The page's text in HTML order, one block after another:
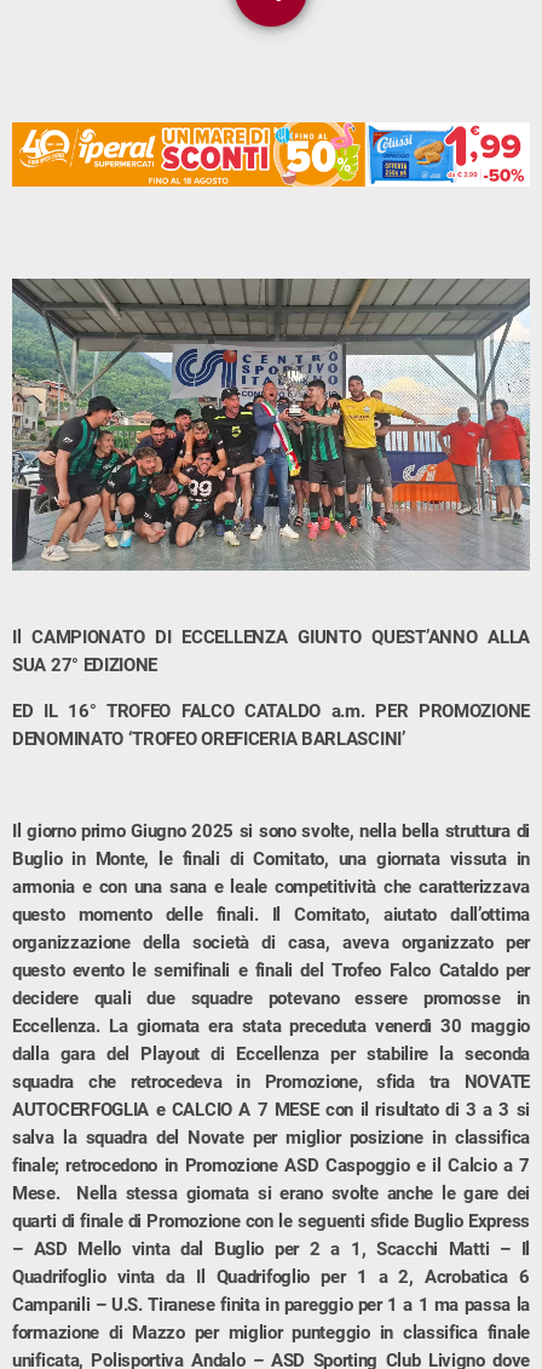
Il CAMPIONATO DI ECCELLENZA GIUNTO QUEST’ANNO ALLA
SUA 27° EDIZIONE
ED IL 16° TROFEO FALCO CATALDO a.m. PER PROMOZIONE
DENOMINATO ‘TROFEO OREFICERIA BARLASCINI’
Il giorno primo Giugno 2025 si sono svolte, nella bella struttura di
Buglio in Monte, le finali di Comitato, una giornata vissuta in
armonia e con una sana e leale competitività che caratterizzava
questo momento delle finali. Il Comitato, aiutato dall’ottima
organizzazione della società di casa, aveva organizzato per
questo evento le semifinali e finali del Trofeo Falco Cataldo per
decidere quali due squadre potevano essere promosse in
Eccellenza. La giornata era stata preceduta venerdì 30 maggio
dalla gara del Playout di Eccellenza per stabilire la seconda
squadra che retrocedeva in Promozione, sfida tra NOVATE
AUTOCERFOGLIA e CALCIO A 7 MESE con il risultato di 3 a 3 si
salva la squadra del Novate per miglior posizione in classifica
finale; retrocedono in Promozione ASD Caspoggio e il Calcio a 7
Mese. Nella stessa giornata si erano svolte anche le gare dei
quarti di finale di Promozione con le seguenti sfide Buglio Express
– ASD Mello vinta dal Buglio per 2 a 1, Scacchi Matti – Il
Quadrifoglio vinta da Il Quadrifoglio per 1 a 2, Acrobatica 6
Campanili – U.S. Tiranese finita in pareggio per 1 a 1 ma passa la
formazione di Mazzo per miglior punteggio in classifica finale
unificata, Polisportiva Andalo – ASD Sporting Club Livigno dove